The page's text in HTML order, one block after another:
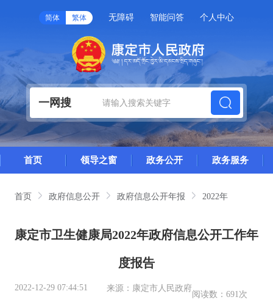
简体 繁体 无障碍 智能问答 个人中心
一网搜
首页 领导之窗 政务公开 政务服务
首页 政府信息公开 政府信息公开年报 2022年
康定市卫生健康局2022年政府信息公开工作年
度报告
2022-12-29 07:44:51 来源： 康定市人民政府
阅读数： 691次